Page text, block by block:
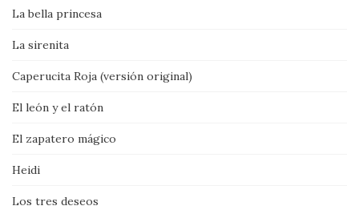
La bella princesa
La sirenita
Caperucita Roja (versión original)
El león y el ratón
El zapatero mágico
Heidi
Los tres deseos